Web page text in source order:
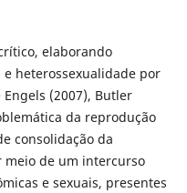
elaborando
heterossexualidade por
(2007), Butler
da reprodução
consolidação da
meio de um intercurso
e sexuais, presentes